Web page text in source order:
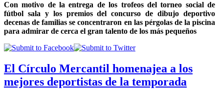
Con motivo de la entrega de los trofeos del torneo social de
fútbol sala y los premios del concurso de dibujo deportivo
decenas de familias se concentraron en las pérgolas de la piscina
para admirar de cerca el gran talento de los más pequeños
El Círculo Mercantil homenajea a los
mejores deportistas de la temporada